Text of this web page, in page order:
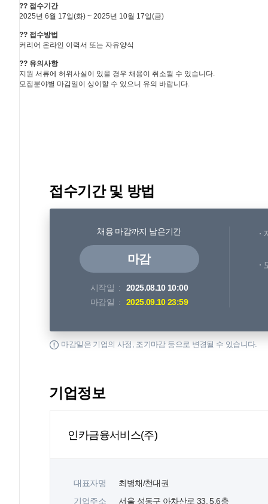
?? 접수기간
2025년 6월 17일(화) ~ 2025년 10월 17일(금)
?? 접수방법
커리어 온라인 이력서 또는 자유양식
?? 유의사항
지원 서류에 허위사실이 있을 경우 채용이 취소될 수 있습니다.
모집분야별 마감일이 상이할 수 있으니 유의 바랍니다.
접수기간 및 방법
채용 마감까지 남은기간
마감
시작일
2025.08.10 10:00
마감일
2025.09.10 23:59
마감일은 기업의 사정, 조기마감 등으로 변경될 수 있습니다.
기업정보
인카금융서비스(주)
대표자명
최병채/천대권
기업주소
서울 성동구 아차산로 33, 5,6층